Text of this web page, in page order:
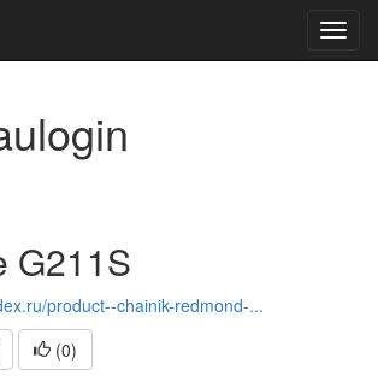
G211S
product--chainik-redmond-...
(0)